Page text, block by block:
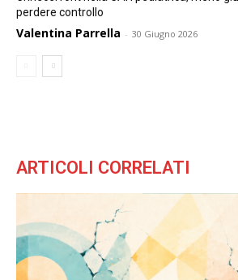
perdere controllo
Valentina Parrella - 30 Giugno 2026
ARTICOLI CORRELATI